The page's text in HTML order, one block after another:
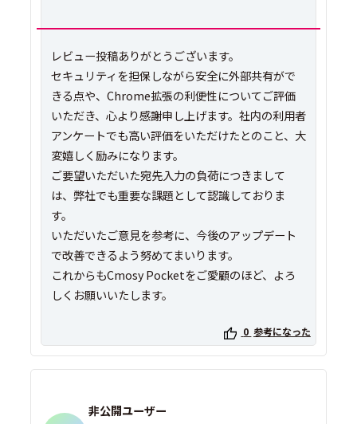
レビュー投稿ありがとうございます。
セキュリティを担保しながら安全に外部共有がで
きる点や、Chrome拡張の利便性についてご評価
いただき、心より感謝申し上げます。社内の利用者
アンケートでも高い評価をいただけたとのこと、大
変嬉しく励みになります。
ご要望いただいた宛先入力の負荷につきまして
は、弊社でも重要な課題として認識しておりま
す。
いただいたご意見を参考に、今後のアップデート
で改善できるよう努めてまいります。
これからもCmosy Pocketをご愛顧のほど、よろ
しくお願いいたします。
0 参考になった
非公開ユーザー